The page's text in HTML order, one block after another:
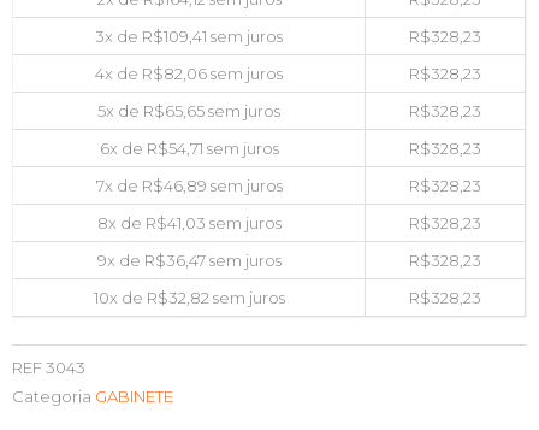
3x de R$109,41 sem juros R$328,23
4x de R$82,06sem juros R$328,23
5x de R$65,65sem juros R$328,23
6x de R$54,71 sem juros R$328,23
7x de R$46,89 sem juros R$328,23
8x de R$41,03 sem juros R$328,23
9x de R$36,47sem juros R$328,23
10x de R$32,82 sem juros R$328,23
REF3043
Categoria GABINETE